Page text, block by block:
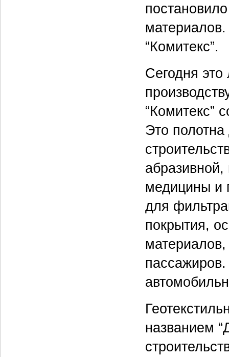
“Комитекс”.
Сегодня
“Комитекс”
Это
медицины и
для
покрытия,
названием